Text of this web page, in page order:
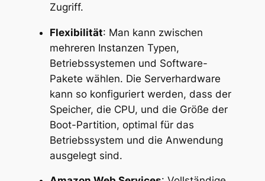
Zugriff.
Flexibilität: Man kann zwischen
mehreren Instanzen Typen,
Betriebssystemen und Software-
Pakete wählen. Die Serverhardware
kann so konfiguriert werden, dass der
Speicher, die CPU, und die Größe der
Boot-Partition, optimal für das
Betriebssystem und die Anwendung
ausgelegt sind.